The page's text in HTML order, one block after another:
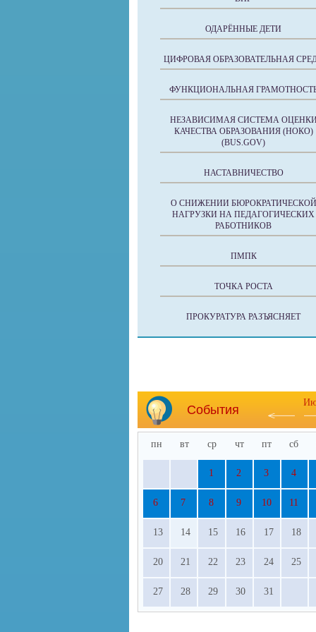
ОДАРЁННЫЕ ДЕТИ
ЦИФРОВАЯ ОБРАЗОВАТЕЛЬНАЯ
ФУНКЦИОНАЛЬНАЯ
НЕЗАВИСИМАЯ СИСТЕМА ОЦЕНКИ
КАЧЕСТВА ОБРАЗОВАНИЯ (НОКО)
(BUS.GOV)
НАСТАВНИЧЕСТВО
О СНИЖЕНИИ БЮРОКРАТИЧЕСКОЙ
НАГРУЗКИ НА ПЕДАГОГИЧЕСКИХ
РАБОТНИКОВ
ПМПК
ТОЧКА РОСТА
ПРОКУРАТУРА РАЗЪЯСНЯЕТ
События
пн вт ср чт пт сб
1 2 3 4
6 7 8 9 10 11
13 14 15 16 17 18
20 21 22 23 24 25
27 28 29 30 31